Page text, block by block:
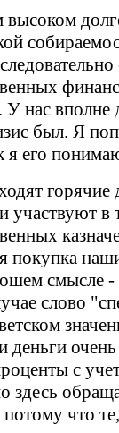
высоком
нас вполне
был. Я
я его
горячие
участвуют в
покупка
смысле -
слово
деньги
с
здесь
что